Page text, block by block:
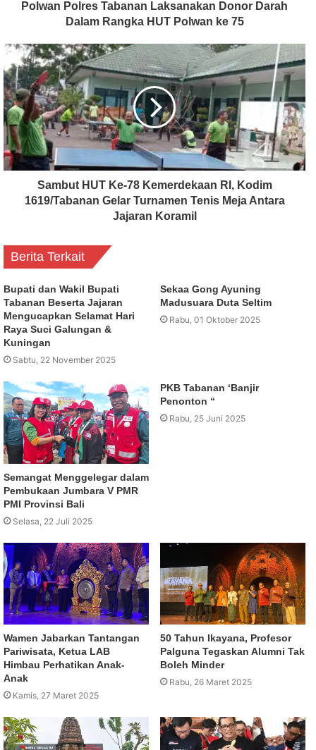
Polwan Polres Tabanan Laksanakan Donor Darah
Dalam Rangka HUT Polwan ke 75
Sambut HUT Ke-78 Kemerdekaan RI, Kodim
1619/Tabanan Gelar Turnamen Tenis Meja Antara
Jajaran Koramil
Berita Terkait
Bupati dan Wakil Bupati
Tabanan Beserta Jajaran
Mengucapkan Selamat Hari
Raya Suci Galungan &
Kuningan
Sabtu, 22 November 2025
Sekaa Gong Ayuning
Madusuara Duta Seltim
Rabu, 01 Oktober 2025
Semangat Menggelegar dalam
Pembukaan Jumbara V PMR
PMI Provinsi Bali
Selasa, 22 Juli 2025
PKB Tabanan ‘Banjir
Penonton “
Rabu, 25 Juni 2025
Wamen Jabarkan Tantangan
Pariwisata, Ketua LAB
Himbau Perhatikan Anak-
Anak
Kamis, 27 Maret 2025
50 Tahun Ikayana, Profesor
Palguna Tegaskan Alumni Tak
Boleh Minder
Rabu, 26 Maret 2025